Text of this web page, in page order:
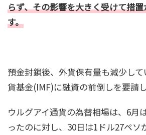
らず、その影響を大きく受けて措
す。
預金封鎖後、外貨保有量も減少し
貨基金(IMF)に融資の前倒しを要請し
ウルグアイ通貨の為替相場は、6月
ったのに対し、30日は1ドル27ペソ